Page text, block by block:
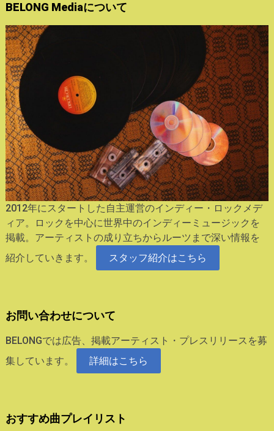
BELONG Mediaについて
2012年にスタートした自主運営のインディー・ロックメデ
ィア。ロックを中心に世界中のインディーミュージックを
掲載。アーティストの成り立ちからルーツまで深い情報を
紹介していきます。
スタッフ紹介はこちら
お問い合わせについて
BELONGでは広告、掲載アーティスト・プレスリリースを募
集しています。
詳細はこちら
おすすめ曲プレイリスト